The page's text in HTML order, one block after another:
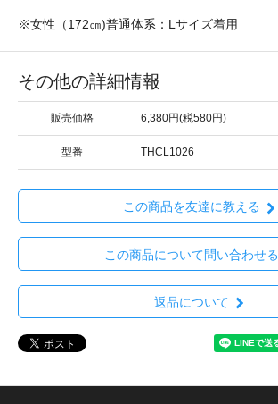
※女性（172㎝)普通体系：Lサイズ着用
その他の詳細情報
販売価格 6,380円(税580円)
型番 THCL1026
この商品を友達に教える
この商品について問い合わせる
返品について